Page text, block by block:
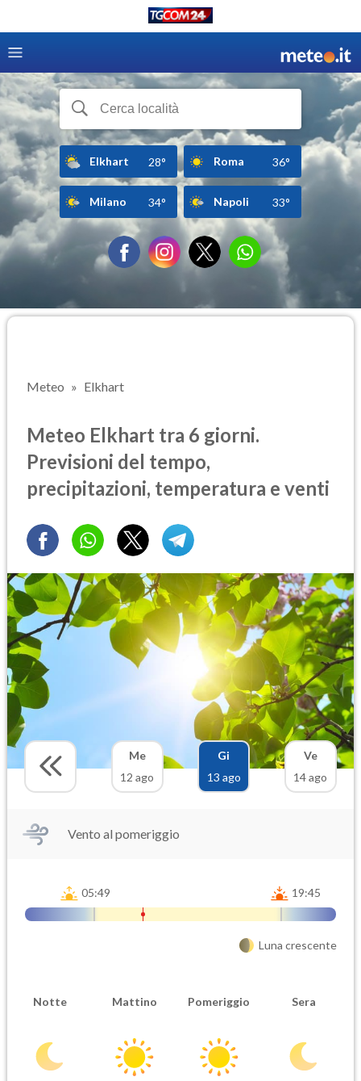
Elkhart 28° Roma 36°
Milano 34° Napoli 33°
Meteo Elkhart
Meteo Elkhart tra 6 giorni.
Previsioni del tempo,
precipitazioni, temperatura e venti
Me
12 ago
Gi
13 ago
Ve
14 ago
Vento al pomeriggio
05:49 19:45
Luna crescente
Notte Mattino Pomeriggio Sera